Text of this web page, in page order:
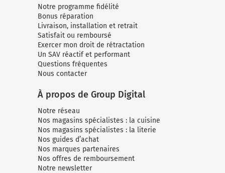
Notre programme fidélité
Bonus réparation
Livraison, installation et retrait
Satisfait ou remboursé
Exercer mon droit de rétractation
Un SAV réactif et performant
Questions fréquentes
Nous contacter
À propos de Group Digital
Notre réseau
Nos magasins spécialistes : la cuisine
Nos magasins spécialistes : la literie
Nos guides d’achat
Nos marques partenaires
Nos offres de remboursement
Notre newsletter